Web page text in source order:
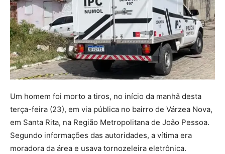
Um homem foi morto a tiros, no início da manhã desta
terça-feira (23), em via pública no bairro de Várzea Nova,
em Santa Rita, na Região Metropolitana de João Pessoa.
Segundo informações das autoridades, a vítima era
moradora da área e usava tornozeleira eletrônica.